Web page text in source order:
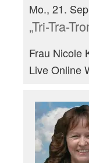
Mo., 21.
„Tri-Tra-
Frau Nicole
Live Online